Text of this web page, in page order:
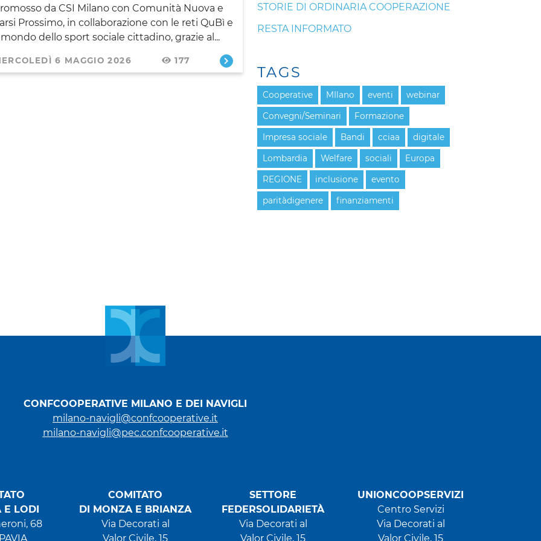
da CSI Milano con Comunità Nuova e
Prossimo, in collaborazione con le reti QuBì e
dello sport sociale cittadino, grazie al...
6 MAGGIO 2026 177
STORIE DI ORDINARIA COOPERAZIONE
RESTA INFORMATO
TAGS
Cooperative MIlano eventi webinar
Convegni/Seminari Formazione
Impresa sociale Bandi cciaa digitale
Lombardia Welfare sociali Europa
REGIONE inclusione evento
paritàdigenere finanziamenti
CONFCOOPERATIVE MILANO E DEI NAVIGLI
milano-navigli@confcooperative.it
milano-navigli@pec.confcooperative.it
E LODI
68
COMITATO
DI MONZA E BRIANZA
Via Decorati al
Valor Civile, 15
SETTORE
FEDERSOLIDARIETÀ
Via Decorati al
Valor Civile, 15
UNIONCOOPSERVIZI
Centro Servizi
Via Decorati al
Valor Civile, 15